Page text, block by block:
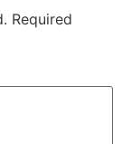
Required